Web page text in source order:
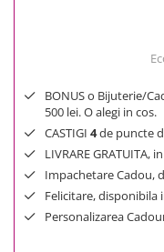
BONUS o Bijuterie/
500 lei. O alegi in cos.
CASTIGI 4de puncte
LIVRARE GRATUITA,
Impachetare Cadou,
Felicitare, disponibila
Personalizarea